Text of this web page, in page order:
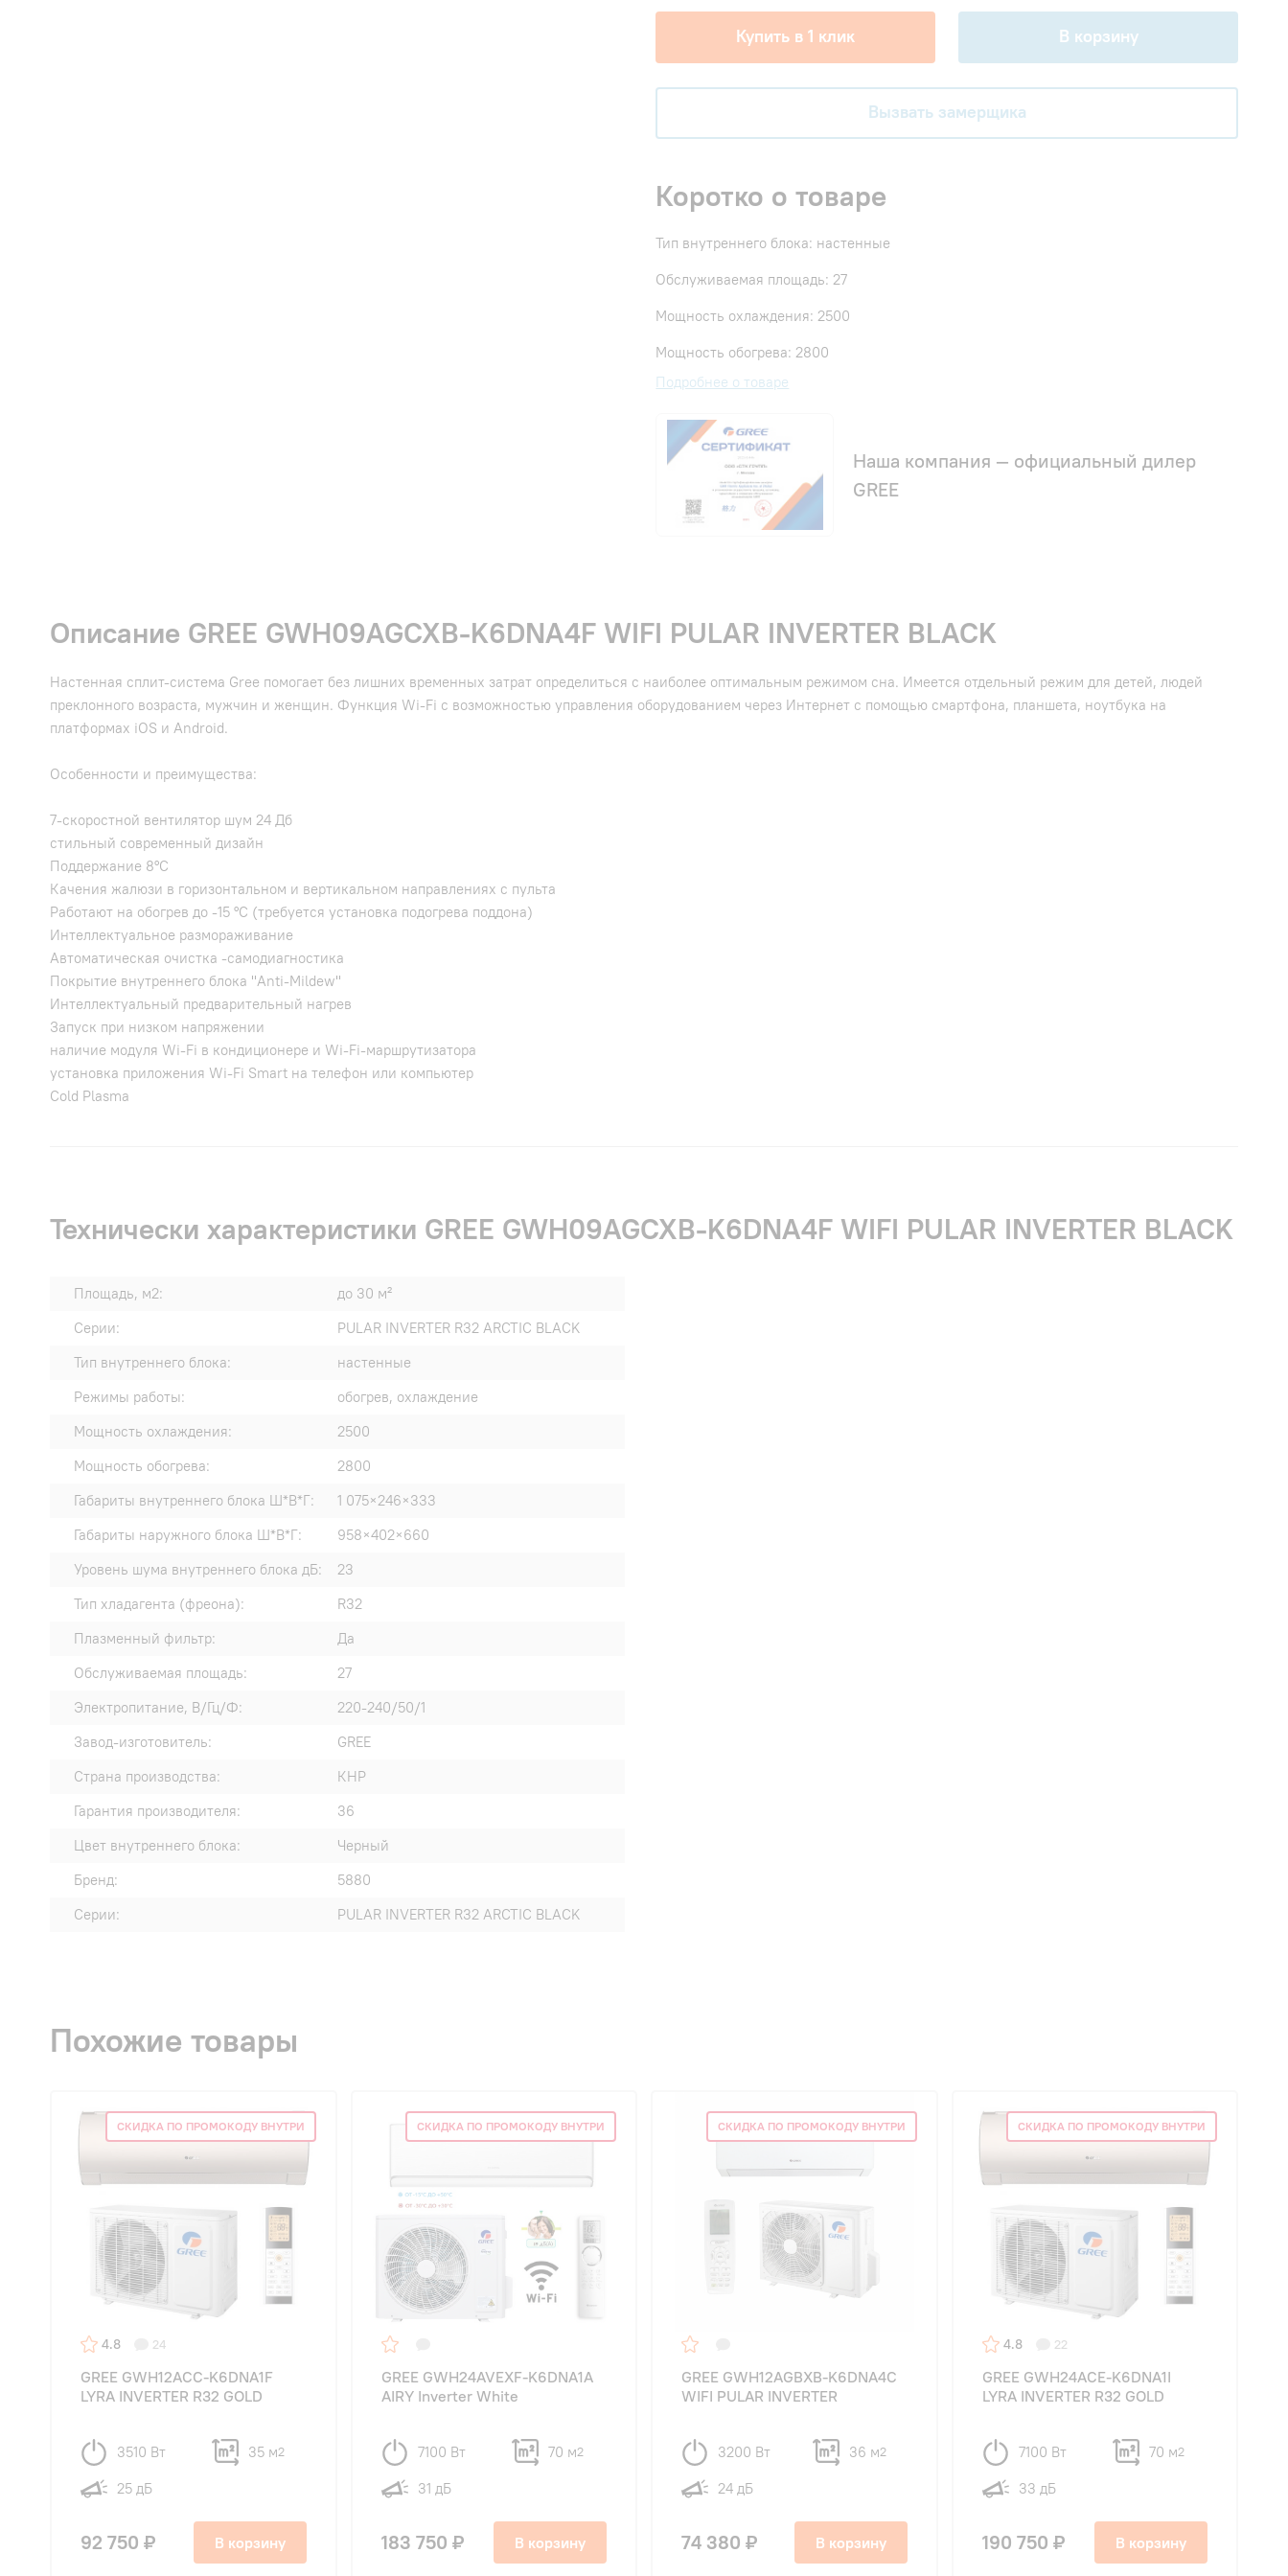
Купить в 1 клик В корзину
Вызвать замерщика
Коротко о товаре
Тип внутреннего блока: настенные
Обслуживаемая площадь: 27
Мощность охлаждения: 2500
Мощность обогрева: 2800
Подробнее о товаре
Наша компания — официальный дилер
GREE
Описание GREE GWH09AGCXB-K6DNA4F WIFI PULAR INVERTER BLACK
Настенная сплит-система Gree помогает без лишних временных затрат определиться с наиболее оптимальным режимом сна. Имеется отдельный режим для детей, людей
преклонного возраста, мужчин и женщин. Функция Wi-Fi с возможностью управления оборудованием через Интернет с помощью смартфона, планшета, ноутбука на
платформах iOS и Android.
Особенности и преимущества:
7-скоростной вентилятор шум 24 Дб
стильный современный дизайн
Поддержание 8°С
Качения жалюзи в горизонтальном и вертикальном направлениях с пульта
Работают на обогрев до -15 °С (требуется установка подогрева поддона)
Интеллектуальное размораживание
Автоматическая очистка -самодиагностика
Покрытие внутреннего блока "Anti-Mildew"
Интеллектуальный предварительный нагрев
Запуск при низком напряжении
наличие модуля Wi-Fi в кондиционере и Wi-Fi-маршрутизатора
установка приложения Wi-Fi Smart на телефон или компьютер
Cold Plasma
Технически характеристики GREE GWH09AGCXB-K6DNA4F WIFI PULAR INVERTER BLACK
Площадь, м2:
до 30 м²
Серии:
PULAR INVERTER R32 ARCTIC BLACK
Тип внутреннего блока:
настенные
Режимы работы:
обогрев, охлаждение
Мощность охлаждения:
2500
Мощность обогрева:
2800
Габариты внутреннего блока Ш*В*Г:
1 075×246×333
Габариты наружного блока Ш*В*Г:
958×402×660
Уровень шума внутреннего блока дБ:
23
Тип хладагента (фреона):
R32
Плазменный фильтр:
Да
Обслуживаемая площадь:
27
Электропитание, В/Гц/Ф:
220-240/50/1
Завод-изготовитель:
GREE
Страна производства:
КНР
Гарантия производителя:
36
Цвет внутреннего блока:
Черный
Бренд:
5880
Серии:
PULAR INVERTER R32 ARCTIC BLACK
Похожие товары
СКИДКА ПО ПРОМОКОДУ ВНУТРИ
4.8 24
GREE GWH12ACC-K6DNA1F
LYRA INVERTER R32 GOLD
3510 Вт 35 м2
25 дБ
92 750 ₽ В корзину
СКИДКА ПО ПРОМОКОДУ ВНУТРИ
GREE GWH24AVEXF-K6DNA1A
AIRY Inverter White
7100 Вт 70 м2
31 дБ
183 750 ₽ В корзину
СКИДКА ПО ПРОМОКОДУ ВНУТРИ
GREE GWH12AGBXB-K6DNA4C
WIFI PULAR INVERTER
3200 Вт 36 м2
24 дБ
74 380 ₽ В корзину
СКИДКА ПО ПРОМОКОДУ ВНУТРИ
4.8 22
GREE GWH24ACE-K6DNA1I
LYRA INVERTER R32 GOLD
7100 Вт 70 м2
33 дБ
190 750 ₽ В корзину